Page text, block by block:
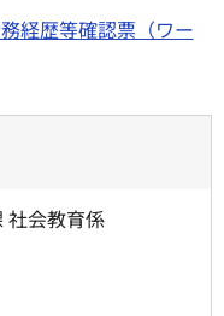
経歴等確認票（ワー
社会教育係